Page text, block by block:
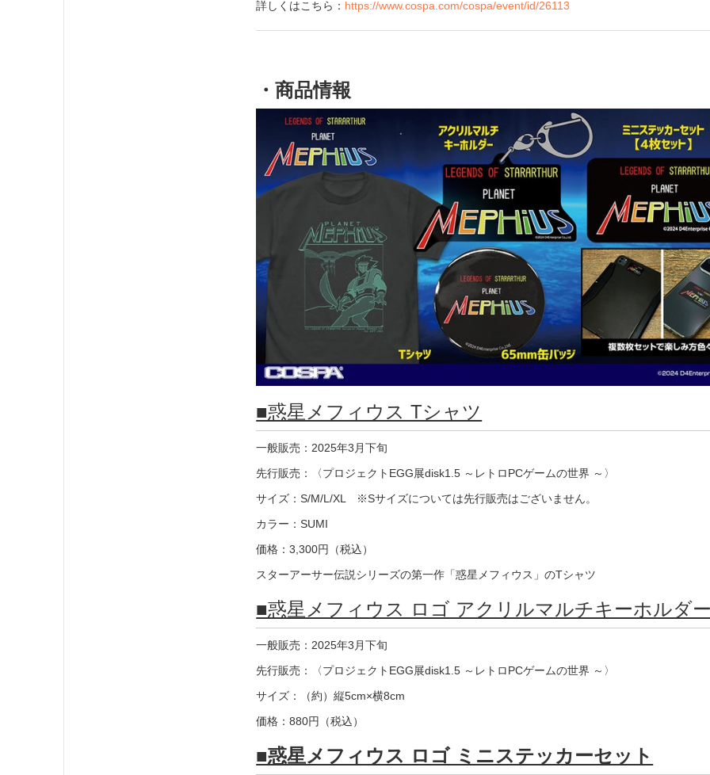
詳しくはこちら： https://www.cospa.com/cospa/event/id/26113
・商品情報
■惑星メフィウス Tシャツ
一般販売：2025年3月下旬
先行販売：〈プロジェクトEGG展disk1.5 ～レトロPCゲームの世界 ～〉
サイズ：S/M/L/XL ※Sサイズについては先行販売はございません。
カラー：SUMI
価格：3,300円（税込）
スターアーサー伝説シリーズの第一作「惑星メフィウス」のTシャツ
■惑星メフィウス ロゴ アクリルマルチキーホルダ
一般販売：2025年3月下旬
先行販売：〈プロジェクトEGG展disk1.5 ～レトロPCゲームの世界 ～〉
サイズ：（約）縦5cm×横8cm
価格：880円（税込）
■惑星メフィウス ロゴ ミニステッカーセット